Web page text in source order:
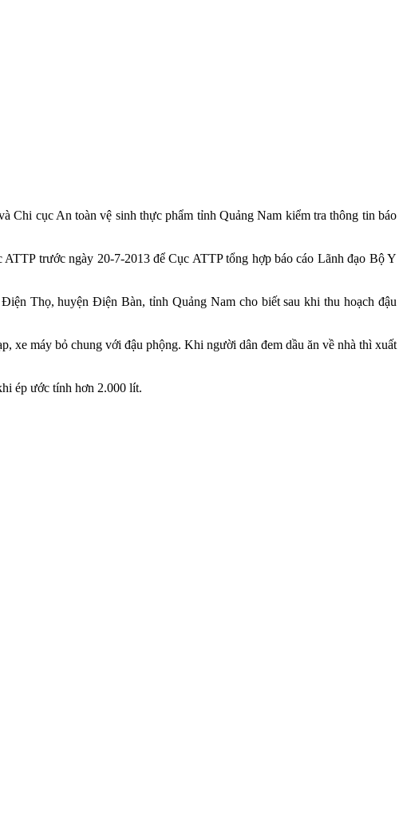
Chi cục An toàn vệ sinh thực phẩm tỉnh Quảng Nam kiểm tra thông tin báo
trước ngày 20-7-2013 để Cục ATTP tổng hợp báo cáo Lãnh đạo Bộ Y
Thọ, huyện Điện Bàn, tỉnh Quảng Nam cho biết sau khi thu hoạch đậu
xe máy bỏ chung với đậu phộng. Khi người dân đem dầu ăn về nhà thì xuất
ép ước tính hơn 2.000 lít.